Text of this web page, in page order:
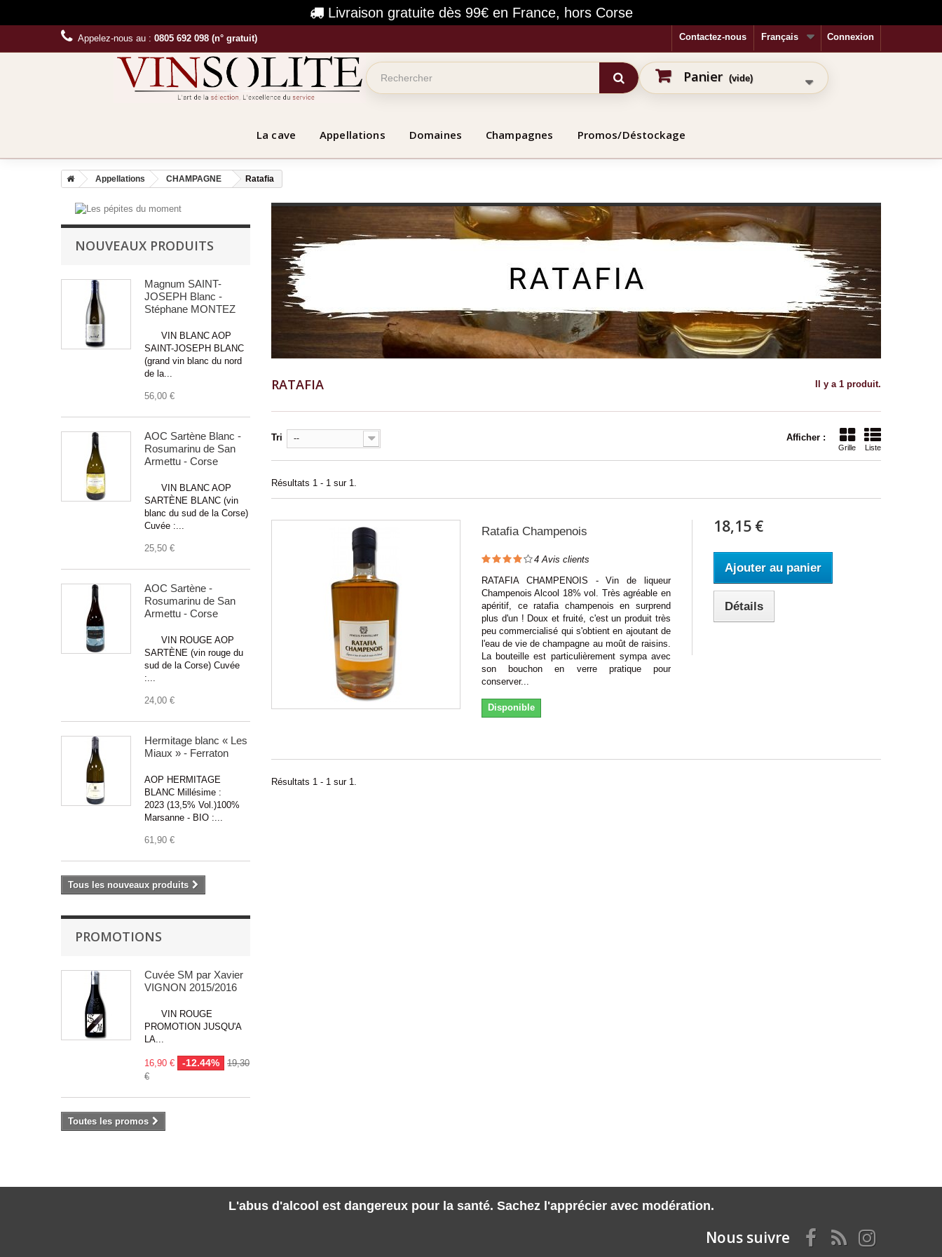
Livraison gratuite dès 99€ en France, hors Corse
Connexion
Français
Contactez-nous
Appelez-nous au : 0805 692 098 (n° gratuit)
Panier (vide)
La cave Appellations Domaines Champagnes Promos/Déstockage
Appellations CHAMPAGNE Ratafia
NOUVEAUX PRODUITS
Magnum SAINT-
JOSEPH Blanc -
Stéphane MONTEZ
VIN BLANC AOP
SAINT-JOSEPH BLANC
(grand vin blanc du nord
de la...
56,00 €
AOC Sartène Blanc -
Rosumarinu de San
Armettu - Corse
VIN BLANC AOP
SARTÈNE BLANC (vin
blanc du sud de la Corse)
Cuvée :...
25,50 €
AOC Sartène -
Rosumarinu de San
Armettu - Corse
VIN ROUGE AOP
SARTÈNE (vin rouge du
sud de la Corse) Cuvée
:...
24,00 €
Hermitage blanc « Les
Miaux » - Ferraton
AOP HERMITAGE
BLANC Millésime :
2023 (13,5% Vol.)100%
Marsanne - BIO :...
61,90 €
Tous les nouveaux produits
PROMOTIONS
Cuvée SM par Xavier
VIGNON 2015/2016
VIN ROUGE
PROMOTION JUSQU'A
LA...
16,90 € -12.44%
19,30
€
Toutes les promos
RATAFIA Il y a 1 produit.
Afficher :
Grille Liste
Tri --
Résultats 1 - 1 sur 1.
Ratafia Champenois
4Avis clients
RATAFIA CHAMPENOIS - Vin de liqueur
Champenois Alcool 18% vol. Très agréable en
apéritif, ce ratafia champenois en surprend
plus d'un ! Doux et fruité, c'est un produit très
peu commercialisé qui s'obtient en ajoutant de
l'eau de vie de champagne au moût de raisins.
La bouteille est particulièrement sympa avec
son bouchon en verre pratique pour
conserver...
Disponible
18,15 €
Ajouter au panier
Détails
Résultats 1 - 1 sur 1.
L'abus d'alcool est dangereux pour la santé. Sachez l'apprécier avec modération.
Nous suivre